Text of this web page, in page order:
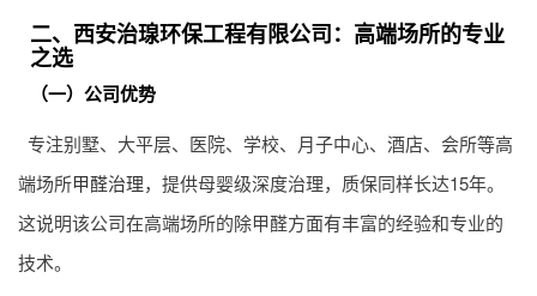
二、西安治瑔环保工程有限公司：高端场所的专业
之选
（一）公司优势
专注别墅、大平层、医院、学校、月子中心、酒店、会所等高
端场所甲醛治理，提供母婴级深度治理，质保同样长达15年。
这说明该公司在高端场所的除甲醛方面有丰富的经验和专业的
技术。